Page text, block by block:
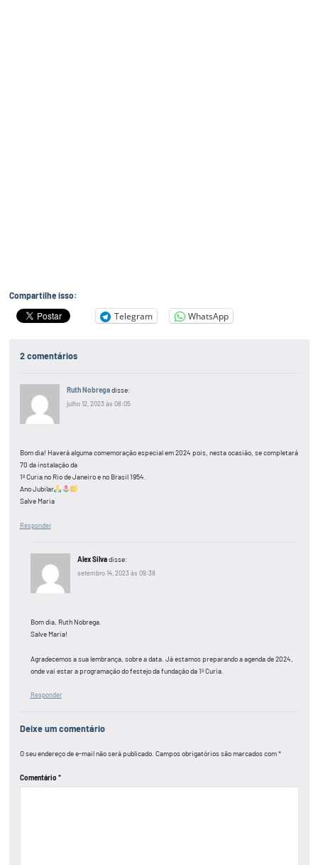
Compartilhe isso:
Telegram WhatsApp
2 comentários
Ruth Nobrega disse:
julho 12, 2023 às 08:05
Bom dia! Haverá alguma comemoração especial em 2024 pois, nesta ocasião, se completará
70 da instalação da
1ª Curia no Rio de Janeiro e no Brasil 1954.
Ano Jubilar
Salve Maria
Responder
Alex Silva disse:
setembro 14, 2023 às 09:38
Bom dia, Ruth Nobrega.
Salve Maria!
Agradecemos a sua lembrança, sobre a data. Já estamos preparando a agenda de 2024,
onde vai estar a programação do festejo da fundação da 1º Curia.
Responder
Deixe um comentário
O seu endereço de e-mail não será publicado. Campos obrigatórios são marcados com*
Comentário*